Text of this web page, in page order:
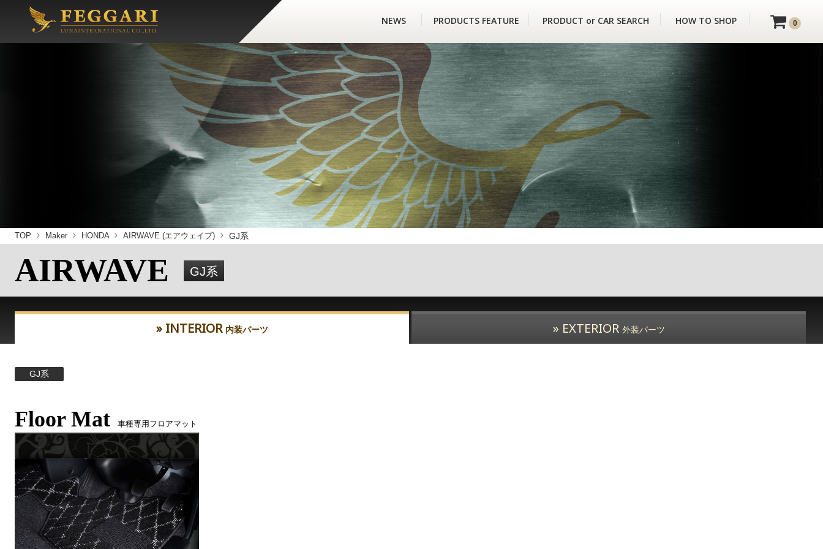
0
NEWS PRODUCTS FEATURE PRODUCT or CAR SEARCH HOW TO SHOP
TOP Maker HONDA AIRWAVE (エアウェイブ) GJ系
AIRWAVE GJ系
» INTERIOR 内装パーツ » EXTERIOR 外装パーツ
GJ系
Floor Mat 車種専用フロアマット